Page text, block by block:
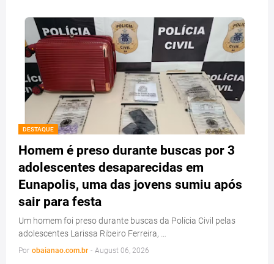
DESTAQUE
Homem é preso durante buscas por 3
adolescentes desaparecidas em
Eunapolis, uma das jovens sumiu após
sair para festa
Um homem foi preso durante buscas da Polícia Civil pelas
adolescentes Larissa Ribeiro Ferreira, …
Por obaianao.com.br - August 06, 2026